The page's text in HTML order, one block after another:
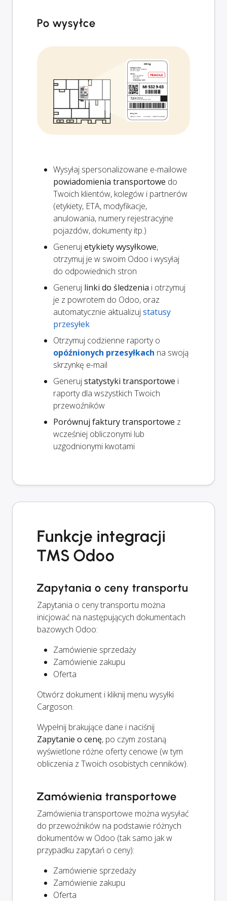
Po wysyłce
Wysyłaj spersonalizowane e-mailowe
powiadomienia transportowe do
Twoich klientów, kolegów i partnerów
(etykiety, ETA, modyfikacje,
anulowania, numery rejestracyjne
pojazdów, dokumenty itp.)
Generujetykiety wysyłkowe,
otrzymuj je w swoim Odoo i wysyłaj
do odpowiednich stron
Generuj linki do śledzenia i otrzymuj
je z powrotem do Odoo, oraz
automatycznie aktualizujstatusy
przesyłek
Otrzymuj codzienne raporty o
opóźnionych przesyłkach na swoją
skrzynkę e-mail
Generujstatystyki transportowe i
raporty dla wszystkich Twoich
przewoźników
Porównuj faktury transportowe z
wcześniej obliczonymi lub
uzgodnionymi kwotami
Funkcje integracji
TMS Odoo
Zapytania o ceny transportu
Zapytania o ceny transportu można
inicjować na następujących dokumentach
bazowych Odoo:
Zamówienie sprzedaży
Zamówienie zakupu
Oferta
Otwórz dokument i kliknij menu wysyłki
Cargoson.
Wypełnij brakujące dane i naciśnij
Zapytanie o cenę, po czym zostaną
wyświetlone różne oferty cenowe (w tym
obliczenia z Twoich osobistych cenników).
Zamówienia transportowe
Zamówienia transportowe można wysyłać
do przewoźników na podstawie różnych
dokumentów w Odoo (tak samo jak w
przypadku zapytań o ceny):
Zamówienie sprzedaży
Zamówienie zakupu
Oferta